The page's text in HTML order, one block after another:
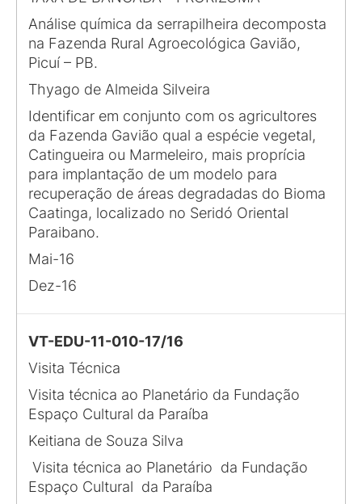
Análise química da serrapilheira decomposta
na Fazenda Rural Agroecológica Gavião,
Picuí – PB.
Thyago de Almeida Silveira
Identificar em conjunto com os agricultores
da Fazenda Gavião qual a espécie vegetal,
Catingueira ou Marmeleiro, mais proprícia
para implantação de um modelo para
recuperação de áreas degradadas do Bioma
Caatinga, localizado no Seridó Oriental
Paraibano.
Mai-16
Dez-16
VT-EDU-11-010-17/16
Visita Técnica
Visita técnica ao Planetário da Fundação
Espaço Cultural da Paraíba
Keitiana de Souza Silva
Visita técnica ao Planetário da Fundação
Espaço Cultural da Paraíba